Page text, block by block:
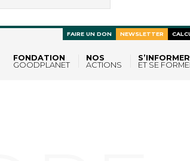
FONDATION
GOODPLANET
NOS
ACTIONS
S’INFORMER
ET SE
FAIRE UN DON NEWSLETTER